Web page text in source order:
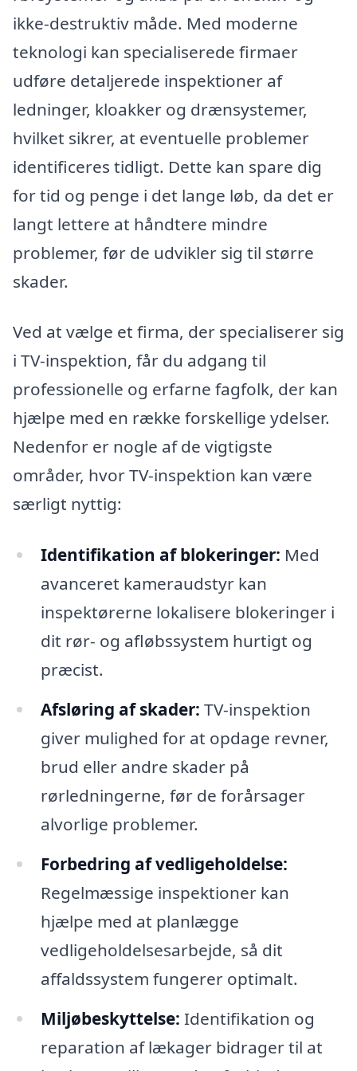
ikke-destruktiv måde. Med moderne
teknologi kan specialiserede firmaer
udføre detaljerede inspektioner af
ledninger, kloakker og drænsystemer,
hvilket sikrer, at eventuelle problemer
identificeres tidligt. Dette kan spare dig
for tid og penge i det lange løb, da det er
langt lettere at håndtere mindre
problemer, før de udvikler sig til større
skader.
Ved at vælge et firma, der specialiserer sig
i TV-inspektion, får du adgang til
professionelle og erfarne fagfolk, der kan
hjælpe med en række forskellige ydelser.
Nedenfor er nogle af de vigtigste
områder, hvor TV-inspektion kan være
særligt nyttig:
Identifikation af blokeringer: Med
avanceret kameraudstyr kan
inspektørerne lokalisere blokeringer i
dit rør- og afløbssystem hurtigt og
præcist.
Afsløring af skader: TV-inspektion
giver mulighed for at opdage revner,
brud eller andre skader på
rørledningerne, før de forårsager
alvorlige problemer.
Forbedring af vedligeholdelse:
Regelmæssige inspektioner kan
hjælpe med at planlægge
vedligeholdelsesarbejde, så dit
affaldssystem fungerer optimalt.
Miljøbeskyttelse: Identifikation og
reparation af lækager bidrager til at